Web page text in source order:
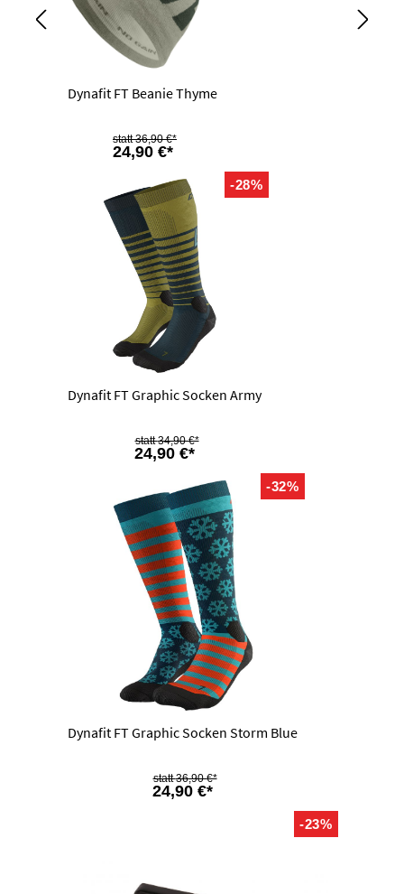
Dynafit FT Beanie Thyme
24,90 €*
36,90 €*
-28%
Dynafit FT Graphic Socken Army
24,90 €*
34,90 €*
-32%
Dynafit FT Graphic Socken Storm Blue
24,90 €*
36,90 €*
-23%